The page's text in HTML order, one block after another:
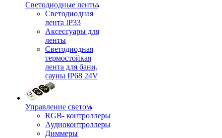
Светодиодные ленты
Светодиодная
лента IP33
Аксессуары для
ленты
Светодиодная
термостойкая
лента для бани,
сауны IP68 24V
Управление светом
RGB- контроллеры
Аудиоконтроллеры
Диммеры